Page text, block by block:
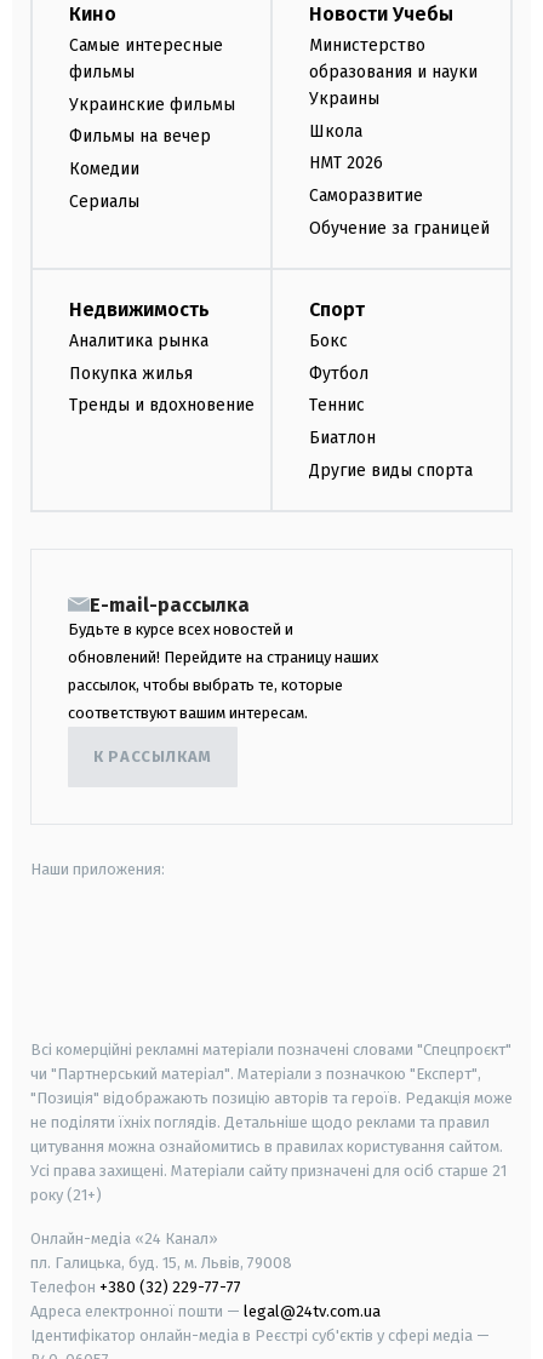
Кино
Самые интересные
фильмы
Украинские фильмы
Фильмы на вечер
Комедии
Сериалы
Новости Учебы
Министерство
образования и науки
Украины
Школа
НМТ 2026
Саморазвитие
Обучение за границей
Недвижимость
Аналитика рынка
Покупка жилья
Тренды и вдохновение
Спорт
Бокс
Футбол
Теннис
Биатлон
Другие виды спорта
E-mail-рассылка
Будьте в курсе всех новостей и
обновлений! Перейдите на страницу наших
рассылок, чтобы выбрать те, которые
соответствуют вашим интересам.
К РАССЫЛКАМ
Наши приложения:
Всі комерційні рекламні матеріали позначені словами "Спецпроєкт"
чи "Партнерський матеріал". Матеріали з позначкою "Експерт",
"Позиція" відображають позицію авторів та героїв. Редакція може
не поділяти їхніх поглядів. Детальніше щодо реклами та правил
цитування можна ознайомитись в правилах користування сайтом.
Усі права захищені. Матеріали сайту призначені для осіб старше 21
року (21+)
Онлайн-медіа «24 Канал»
пл. Галицька, буд. 15, м. Львів, 79008
Телефон +380 (32) 229-77-77
Адреса електронної пошти — legal@24tv.com.ua
Ідентифікатор онлайн-медіа в Реєстрі суб'єктів у сфері медіа —